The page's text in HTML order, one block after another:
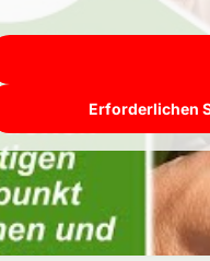
Erforderlichen